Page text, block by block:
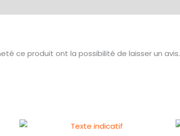
ce produit ont la possibilité de laisser un avis.